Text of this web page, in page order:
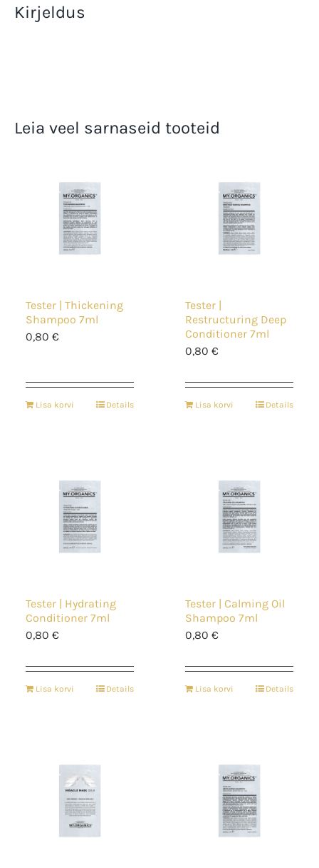
Kirjeldus
Leia veel sarnaseid tooteid
Tester | Thickening
Shampoo 7ml
0,80 €
Lisa korvi Details
Tester |
Restructuring Deep
Conditioner 7ml
0,80 €
Lisa korvi Details
Tester | Hydrating
Conditioner 7ml
0,80 €
Lisa korvi Details
Tester | Calming Oil
Shampoo 7ml
0,80 €
Lisa korvi Details